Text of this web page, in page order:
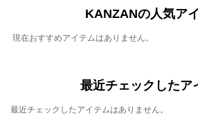
KANZANの人気ア
現在おすすめアイテムはありません。
最近チェックしたア
最近チェックしたアイテムはありません。